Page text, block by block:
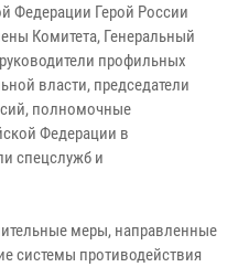
Федерации Герой России
Комитета, Генеральный
профильных
власти, председатели
полномочные
Федерации в
спецслужб и
меры, направленные
системы противодействия